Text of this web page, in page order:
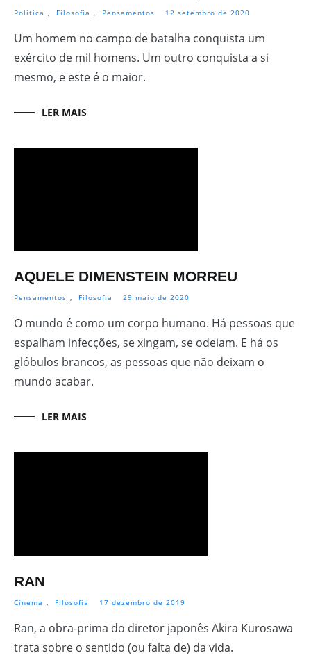
Política Filosofia Pensamentos 12 setembro de 2020
Um homem no campo de batalha conquista um
exército de mil homens. Um outro conquista a si
mesmo, e este é o maior.
LER MAIS
AQUELE DIMENSTEIN MORREU
Pensamentos , Filosofia 29 maio de 2020
O mundo é como um corpo humano. Há pessoas que
espalham infecções, se xingam, se odeiam. E há os
glóbulos brancos, as pessoas que não deixam o
mundo acabar.
LER MAIS
RAN
Cinema , Filosofia 17 dezembro de 2019
Ran, a obra-prima do diretor japonês Akira Kurosawa
trata sobre o sentido (ou falta de) da vida.